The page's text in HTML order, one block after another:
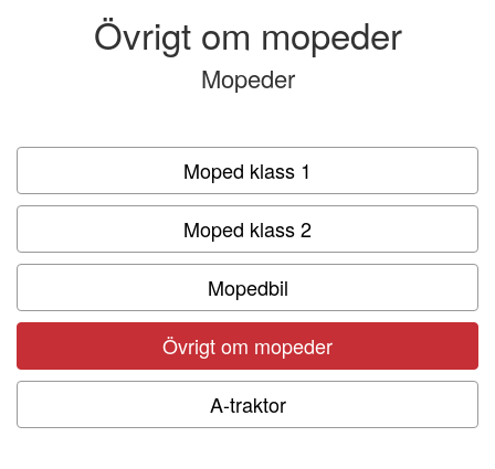
Vår kompetens
Konsumentupplysning
Frågor och svar
Om NTF
Övrigt om mopeder
Mopeder
Moped klass 1
Moped klass 2
Mopedbil
Övrigt om mopeder
A-traktor